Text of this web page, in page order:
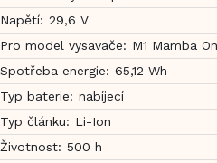
Napětí: 29,6 V
Pro model vysavače: M1 Mamba
Spotřeba energie: 65,12 Wh
Typ baterie: nabíjecí
Typ článku: Li-Ion
Životnost: 500 h